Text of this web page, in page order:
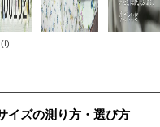
イズの測り方・選び方